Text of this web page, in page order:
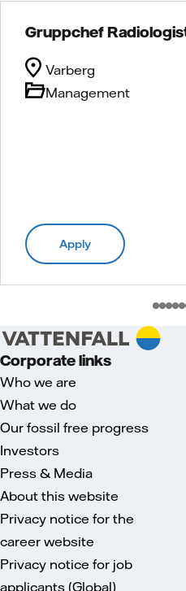
Gruppchef
Management
Varberg
Apply
Corporate links
Who we are
What we do
Our fossil free progress
Investors
Press & Media
About this website
Privacy notice for the
career website
Privacy notice for job
applicants (Global)